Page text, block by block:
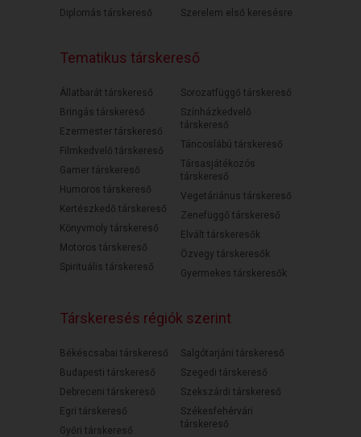
Diplomás társkereső
Szerelem első keresésre
Tematikus társkereső
Állatbarát társkereső
Bringás társkereső
Ezermester társkereső
Filmkedvelő társkereső
Gamer társkereső
Humoros társkereső
Kertészkedő társkereső
Könyvmoly társkereső
Motoros társkereső
Spirituális társkereső
Sorozatfüggő társkereső
Színházkedvelő
társkereső
Táncoslábú társkereső
Társasjátékozós
társkereső
Vegetáriánus társkereső
Zenefüggő társkereső
Elvált társkeresők
Özvegy társkeresők
Gyermekes társkeresők
Társkeresés régiók szerint
Békéscsabai társkereső
Budapesti társkereső
Debreceni társkereső
Egri társkereső
Győri társkereső
Salgótarjáni társkereső
Szegedi társkereső
Szekszárdi társkereső
Székesfehérvári
társkereső